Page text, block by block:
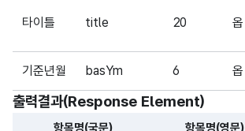
타이틀 title 20 옵
기준년월 basYm 6 옵
출력결과(Response Element)
항목명(국문) 항목명(영문)